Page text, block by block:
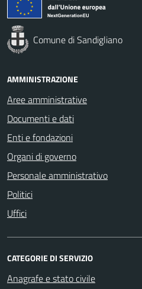
Comune di Sandigliano
AMMINISTRAZIONE
Aree amministrative
Documenti e dati
Enti e fondazioni
Organi di governo
Personale amministrativo
Politici
Uffici
CATEGORIE DI SERVIZIO
Anagrafe e stato civile